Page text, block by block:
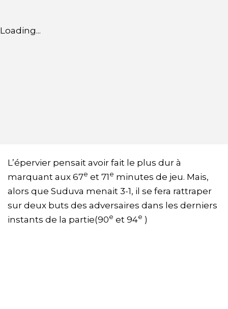
Loading...
L’épervier pensait avoir fait le plus dur à
marquant aux 67e et 71 e minutes de jeu. Mais,
alors que Suduva menait 3-1, il se fera rattraper
sur deux buts des adversaires dans les derniers
instants de la partie(90e et 94e )